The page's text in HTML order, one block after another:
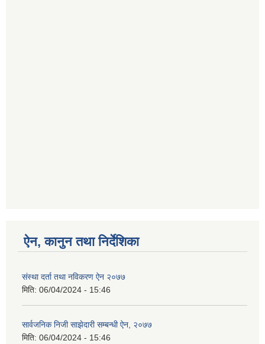
ऐन, कानुन तथा निर्देशिका
संस्था दर्ता तथा नविकरण ऐन २०७७
मिति: 06/04/2024 - 15:46
सार्वजनिक निजी साझेदारी सम्बन्धी ऐन, २०७७
मिति: 06/04/2024 - 15:46